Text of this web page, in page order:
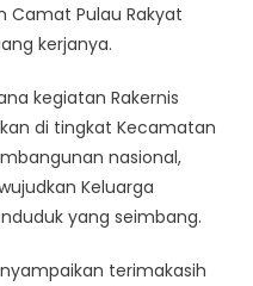
Camat Pulau Rakyat
kerjanya.
kegiatan Rakernis
di tingkat Kecamatan
nasional,
Keluarga
yang seimbang.
terimakasih